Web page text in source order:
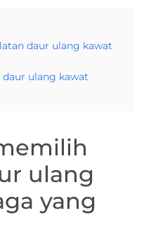
daur ulang kawat
ulang kawat
ulang
yang